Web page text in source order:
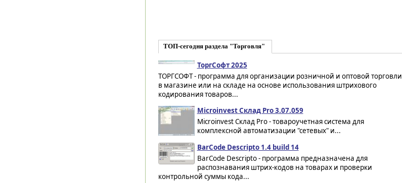
ТОП-сегодня раздела "Торговля"
ТоргСофт 2025
ТОРГСОФТ - программа для организации розничной и оптовой торговли
в магазине или на складе на основе использования штрихового
кодирования товаров...
Microinvest Склад Pro 3.07.059
Microinvest Склад Pro - товароучетная система для
комплексной автоматизации "сетевых" и...
BarCode Descripto 1.4 build 14
BarCode Descripto - программа предназначена для
распознавания штрих-кодов на товарах и проверки
контрольной суммы кода...